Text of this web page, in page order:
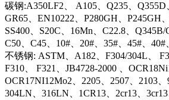
碳钢:A350LF2、 A105、Q235、
GR65、EN10222、P280GH、P245GH
SS400、S20C、16Mn、C22.8、Q345B/
C50、C45、10#、20#、35#、45#、40#
不锈钢: ASTM、A182、F304/304L、
F310、 F321、JB4728-2000 、
OCR17NI12Mo2、2205、2507、2103、
304LN、316LN、1CR13、2cr13、3cr13